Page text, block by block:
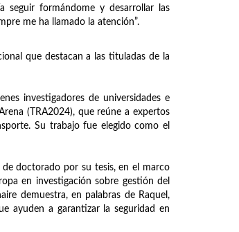
seguir formándome y desarrollar las
me ha llamado la atención”.
que destacan a las tituladas de la
investigadores de universidades e
(TRA2024), que reúne a expertos
Su trabajo fue elegido como el
doctorado por su tesis, en el marco
en investigación sobre gestión del
demuestra, en palabras de Raquel,
ayuden a garantizar la seguridad en